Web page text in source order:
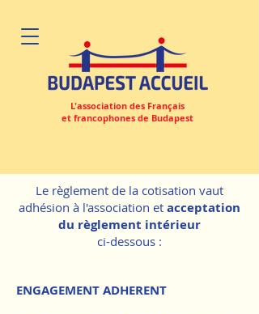
L'association des Français
et francophones de Budapest
Le règlement de la cotisation vaut
adhésion à l'association et acceptation
du règlement intérieur
ci-dessous :
ENGAGEMENT ADHERENT